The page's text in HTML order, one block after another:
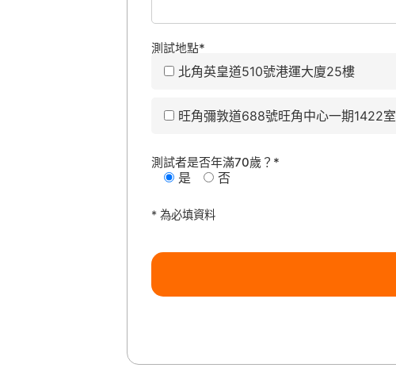
測試地點*
北角英皇道510號港運大廈25樓
旺角彌敦道688號旺角中心一期1422室
測試者是否年滿70歲？*
是 否
* 為必填資料